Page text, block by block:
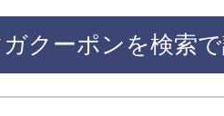
クーポンを検索で